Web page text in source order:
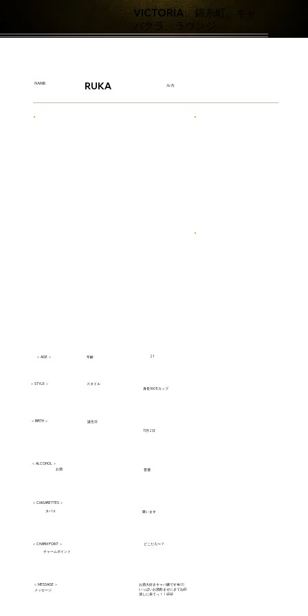
VICTORIA、錦糸町、キャ
バクラ、ラウンジ
RUKA ルカ
NAME
＜ AGE ＞ ​年齢 21
＜ STYLE ＞
スタイル
身長160 Eカップ
＜ BIRTH ＞ 誕生日
11月2日
＜ ALCOHOL ＞
お酒
普通
＜ CIAGARETTES ＞
タバコ
吸います
＜ CHARM POINT ＞
チャームポイント
どこだろ〜？
＜ MESSAGE ＞
メッセージ
お酒大好きキャバ嬢です🍻❤️‍🔥
いっぱいお酒飲ませにきてね🤭
潰しに来てっ！！🤣🤣